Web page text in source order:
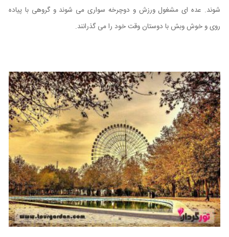
شوند. عده ای مشغول ورزش و دوچرخه سواری می شوند و گروهی با پیاده
روی و خوش وبش با دوستان وقت خود را می گذرانند.